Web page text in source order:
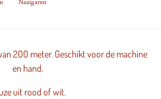
Naaigaren
200 meter. Geschikt voor de machine
en hand.
uit rood of wit.